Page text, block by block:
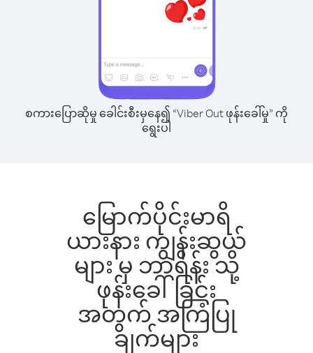
စကားပြောဆိုမှု ခေါင်းစီးမှနေ၍ “Viber Out ဖုန်းခေါ်မှု” ကို
ရွေးပါ
မြောက်ပိုင်းမာရိ
ယားနား ကျွန်းဆွယ်
များ မှ ဘာရိန်း သို့
ဖုန်းခေါ်ခြင်း
အတွက် အကြံပြု
ချက်များ